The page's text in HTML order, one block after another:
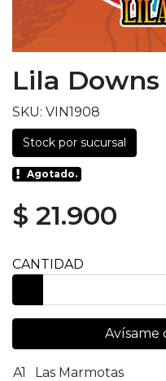
Lila
SKU: VIN1908
Stock por sucursal
Agotado.
$ 21.900
CANTIDAD
Avísame
A1
Las Marmotas